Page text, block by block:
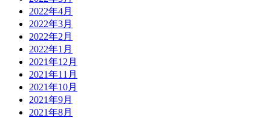
2022年4月
2022年3月
2022年2月
2022年1月
2021年12月
2021年11月
2021年10月
2021年9月
2021年8月